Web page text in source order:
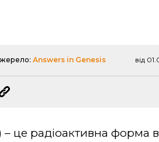
Answers in Genesis від
– це радіоактивна форма